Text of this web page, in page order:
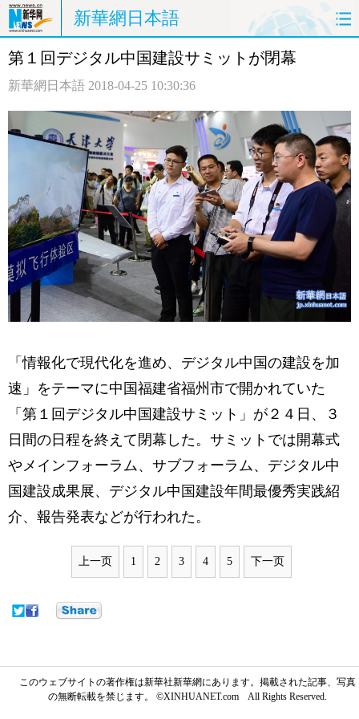
新華網日本語
ホームページ 政治 経済
観光 写真
中日対訳
第１回デジタル中国建設サミットが閉幕
新華網日本語 2018-04-25 10:30:36
「情報化で現代化を進め、デジタル中国の建設を加
速」をテーマに中国福建省福州市で開かれていた
「第１回デジタル中国建設サミット」が２４日、３
日間の日程を終えて閉幕した。サミットでは開幕式
やメインフォーラム、サブフォーラム、デジタル中
国建設成果展、デジタル中国建設年間最優秀実践紹
介、報告発表などが行われた。
上一页 1 2 3 4 5 下一页
このウェブサイトの著作権は新華社新華網にあります。掲載された記事、写真
の無断転載を禁じます。 ©XINHUANET.com All Rights Reserved.